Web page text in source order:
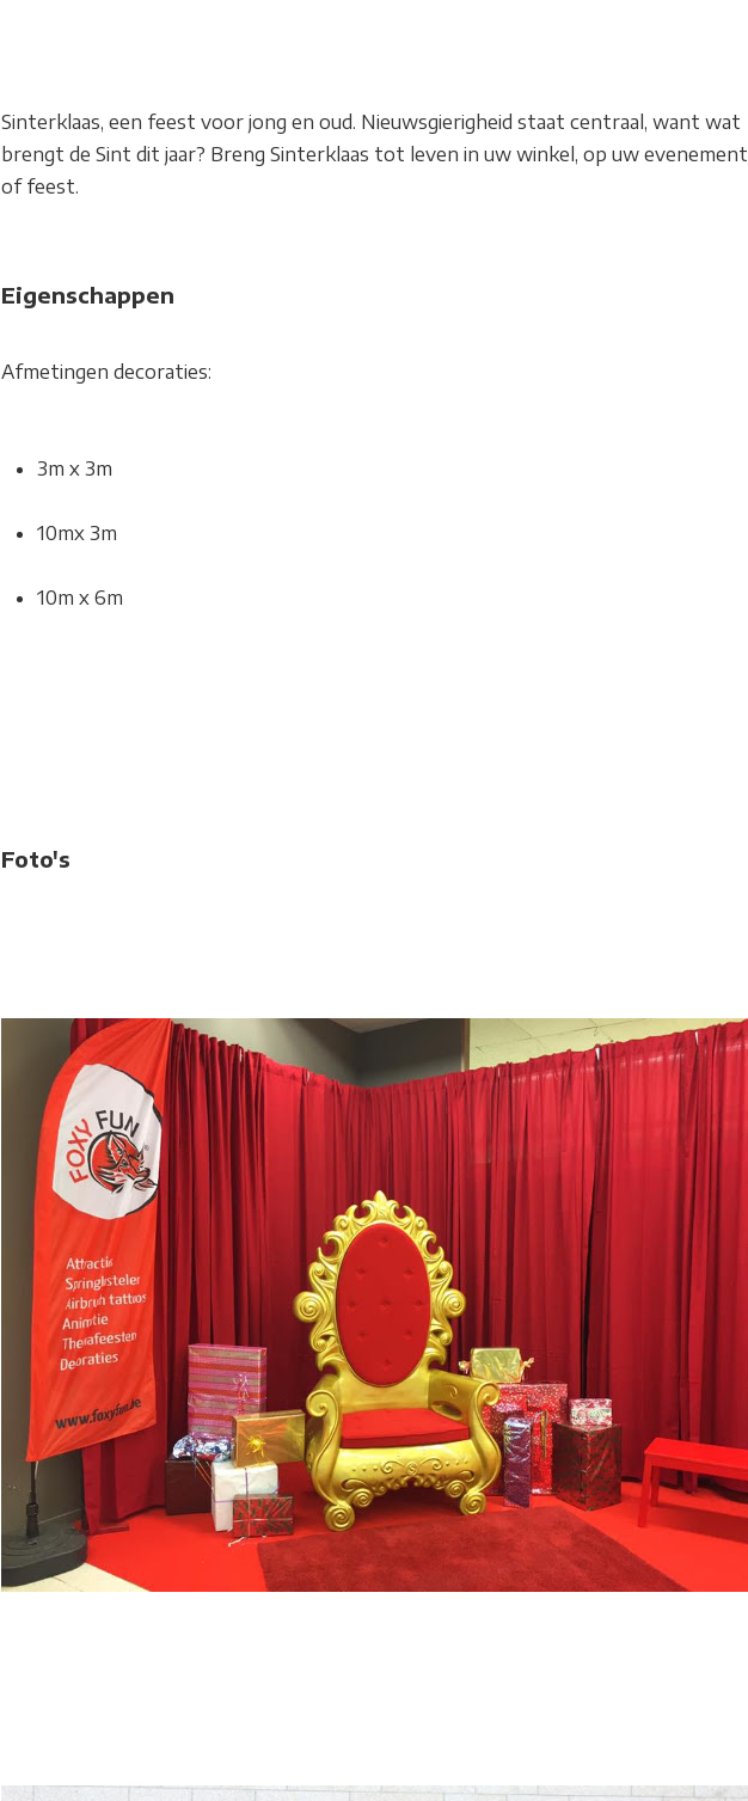
Sinterklaas, een feest voor jong en oud. Nieuwsgierigheid staat centraal, want wat
brengt de Sint dit jaar? Breng Sinterklaas tot leven in uw winkel, op uw evenement
of feest.
Eigenschappen
Afmetingen decoraties:
3m x 3m
10mx 3m
10m x 6m
Foto's